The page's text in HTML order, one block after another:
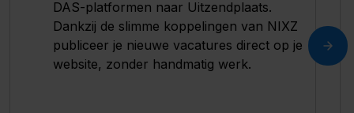
DAS-platformen naar Uitzendplaats.
Dankzij de slimme koppelingen van NIXZ
publiceer je nieuwe vacatures direct op je
website, zonder handmatig werk.